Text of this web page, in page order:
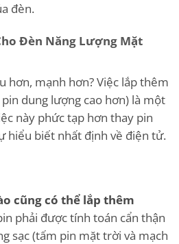
đèn.
Đèn Năng Lượng Mặt
hơn, mạnh hơn? Việc lắp thêm
dung lượng cao hơn) là một
này phức tạp hơn thay pin
hiểu biết nhất định về điện tử.
cũng có thể lắp thêm
phải được tính toán cẩn thận
sạc (tấm pin mặt trời và mạch